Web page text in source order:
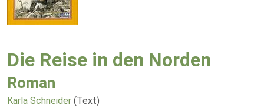
Die Reise in den Norden
Roman
Karla Schneider (Text)